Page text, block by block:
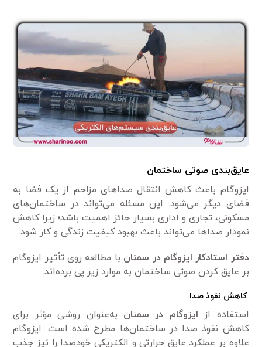
عایق‌بندی صوتی ساختمان
ایزوگام باعث کاهش انتقال صداهای مزاحم از یک فضا به
فضای دیگر می‌شود. این مسئله می‌تواند در ساختمان‌های
مسکونی، تجاری و اداری بسیار حائز اهمیت باشد؛ زیرا کاهش
نمودار صداها می‌تواند باعث بهبود کیفیت زندگی و کار شود.
دفتر استادکار ایزوگام در سمنان با مطالعه روی تأثیر ایزوگام
بر عایق کردن صوتی ساختمان به موارد زیر پی برده‌اند.
کاهش نفوذ صدا
استفاده از ایزوگام در سمنان به‌عنوان روشی مؤثر برای
کاهش نفوذ صدا در ساختمان‌ها مطرح شده است. ایزوگام
علاوه بر عملکرد عایق حرارتی و الکتریکی خودصدا را نیز جذب